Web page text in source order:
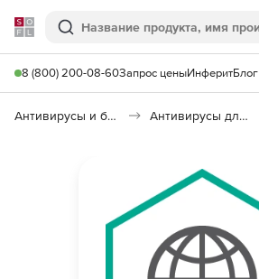
Softline
Поиск
8 (800) 200-08-60Запрос ценыИнферитБлог
Антивирусы и безопасность Антивирусы для организаций